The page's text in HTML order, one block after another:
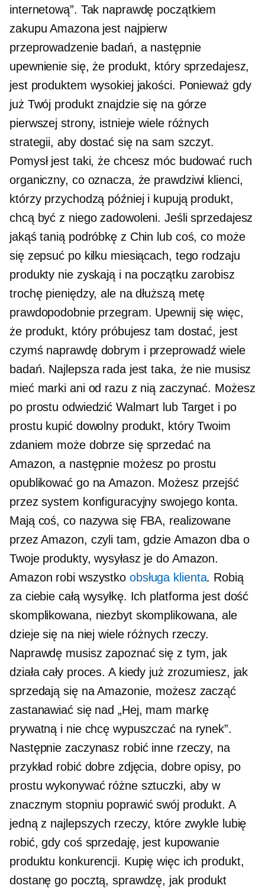
internetową”. Tak naprawdę początkiem
zakupu Amazona jest najpierw
przeprowadzenie badań, a następnie
upewnienie się, że produkt, który sprzedajesz,
jest produktem wysokiej jakości. Ponieważ gdy
już Twój produkt znajdzie się na górze
pierwszej strony, istnieje wiele różnych
strategii, aby dostać się na sam szczyt.
Pomysł jest taki, że chcesz móc budować ruch
organiczny, co oznacza, że ​​prawdziwi klienci,
którzy przychodzą później i kupują produkt,
chcą być z niego zadowoleni. Jeśli sprzedajesz
jakąś tanią podróbkę z Chin lub coś, co może
się zepsuć po kilku miesiącach, tego rodzaju
produkty nie zyskają i na początku zarobisz
trochę pieniędzy, ale na dłuższą metę
prawdopodobnie przegram. Upewnij się więc,
że produkt, który próbujesz tam dostać, jest
czymś naprawdę dobrym i przeprowadź wiele
badań. Najlepsza rada jest taka, że ​​nie musisz
mieć marki ani od razu z nią zaczynać. Możesz
po prostu odwiedzić Walmart lub Target i po
prostu kupić dowolny produkt, który Twoim
zdaniem może dobrze się sprzedać na
Amazon, a następnie możesz po prostu
opublikować go na Amazon. Możesz przejść
przez system konfiguracyjny swojego konta.
Mają coś, co nazywa się FBA, realizowane
przez Amazon, czyli tam, gdzie Amazon dba o
Twoje produkty, wysyłasz je do Amazon.
Amazon robi wszystko obsługa klienta. Robią
za ciebie całą wysyłkę. Ich platforma jest dość
skomplikowana, niezbyt skomplikowana, ale
dzieje się na niej wiele różnych rzeczy.
Naprawdę musisz zapoznać się z tym, jak
działa cały proces. A kiedy już zrozumiesz, jak
sprzedają się na Amazonie, możesz zacząć
zastanawiać się nad „Hej, mam markę
prywatną i nie chcę wypuszczać na rynek”.
Następnie zaczynasz robić inne rzeczy, na
przykład robić dobre zdjęcia, dobre opisy, po
prostu wykonywać różne sztuczki, aby w
znacznym stopniu poprawić swój produkt. A
jedną z najlepszych rzeczy, które zwykle lubię
robić, gdy coś sprzedaję, jest kupowanie
produktu konkurencji. Kupię więc ich produkt,
dostanę go pocztą, sprawdzę, jak produkt